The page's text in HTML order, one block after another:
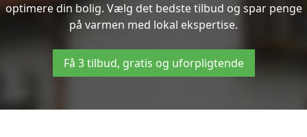
optimere din bolig. Vælg det bedste tilbud og spar penge
på varmen med lokal ekspertise.
Få 3 tilbud, gratis og uforpligtende